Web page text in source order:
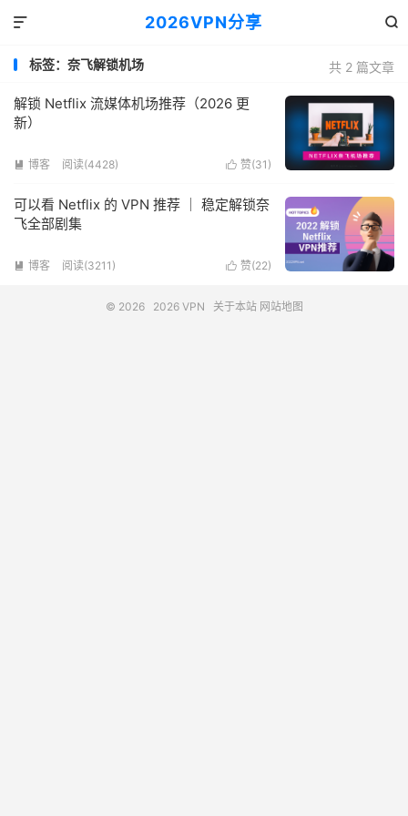
2026VPN分享 

共 2 篇文章
标签：奈飞解锁机场
解锁 Netflix 流媒体机场推荐（2026 更
新）
 赞(31 )
 博客 阅读(4428)
可以看 Netflix 的 VPN 推荐 ｜ 稳定解锁奈
飞全部剧集
 赞(22)
 博客 阅读(3211)
© 2026 2026 VPN 关于本站 网站地图